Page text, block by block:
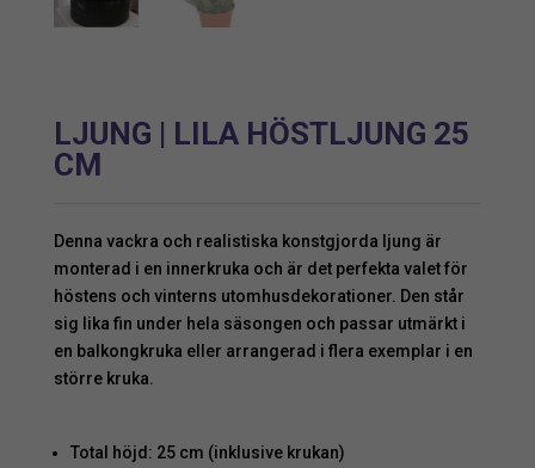
LJUNG | LILA HÖSTLJUNG 25
CM
Denna vackra och realistiska konstgjorda ljung är
monterad i en innerkruka och är det perfekta valet för
höstens och vinterns utomhusdekorationer. Den står
sig lika fin under hela säsongen och passar utmärkt i
en balkongkruka eller arrangerad i flera exemplar i en
större kruka.
Total höjd: 25 cm (inklusive krukan)